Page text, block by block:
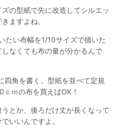
の型紙で先に改造してシルエッ
ますよね。
たい布幅を1/10サイズで描いた
なくても布の量が分かるんで
四角を書く。型紙を並べて定規
ｍの布を買えばOK！
とか、後ろだけ丈が長くなって
いいんですよ。